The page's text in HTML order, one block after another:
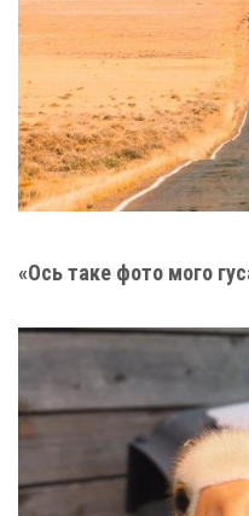
«Ось таке фото мого